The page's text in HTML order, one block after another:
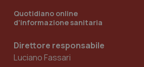
Quotidiano online
d'informazione sanitaria
Direttore responsabile
Luciano Fassari